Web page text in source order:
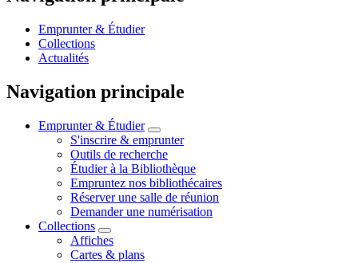
Emprunter & Étudier
Collections
Actualités
Navigation principale
Emprunter & Étudier
S'inscrire & emprunter
Outils de recherche
Étudier à la Bibliothèque
Empruntez nos bibliothécaires
Réserver une salle de réunion
Demander une numérisation
Collections
Affiches
Cartes & plans